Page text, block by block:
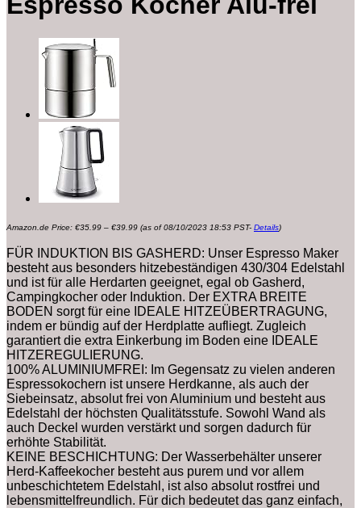
Amazon.de Price: €35.99 – €39.99 €35.99
€39.99
(as of 08/10/2023 18:53 PST- Details)
FÜR INDUKTION BIS GASHERD: Unser Espresso Maker
besteht aus besonders hitzebeständigen 430/304 Edelstahl
und ist für alle Herdarten geeignet, egal ob Gasherd,
Campingkocher oder Induktion. Der EXTRA BREITE
BODEN sorgt für eine IDEALE HITZEÜBERTRAGUNG,
indem er bündig auf der Herdplatte aufliegt. Zugleich
garantiert die extra Einkerbung im Boden eine IDEALE
HITZEREGULIERUNG.
100% ALUMINIUMFREI: Im Gegensatz zu vielen anderen
Espressokochern ist unsere Herdkanne, als auch der
Siebeinsatz, absolut frei von Aluminium und besteht aus
Edelstahl der höchsten Qualitätsstufe. Sowohl Wand als
auch Deckel wurden verstärkt und sorgen dadurch für
erhöhte Stabilität.
KEINE BESCHICHTUNG: Der Wasserbehälter unserer
Herd-Kaffeekocher besteht aus purem und vor allem
unbeschichtetem Edelstahl, ist also absolut rostfrei und
lebensmittelfreundlich. Für dich bedeutet das ganz einfach,